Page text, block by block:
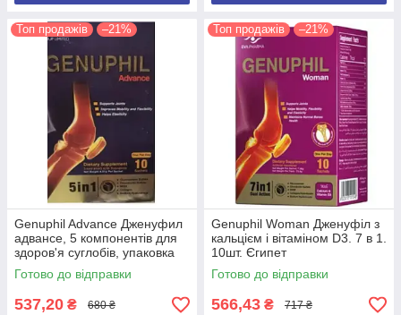
Топ продажів –21%
Genuphil Advance Дженуфил
адвансе, 5 компонентів для
здоров'я суглобів, упаковка
10саше Єгипет
Готово до відправки
537,20 ₴ 680 ₴
Топ продажів –21%
Genuphil Woman Дженуфіл з
кальцієм і вітаміном D3. 7 в 1.
10шт. Єгипет
Готово до відправки
566,43 ₴ 717 ₴